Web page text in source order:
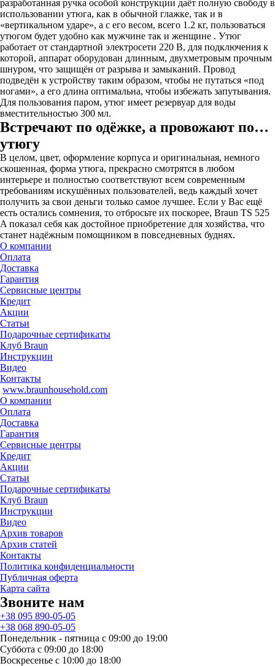
разработанная ручка особой конструкции даёт полную свободу в
использовании утюга, как в обычной глажке, так и в
«вертикальном ударе», а с его весом, всего 1.2 кг, пользоваться
утюгом будет удобно как мужчине так и женщине . Утюг
работает от стандартной электросети 220 В, для подключения к
которой, аппарат оборудован длинным, двухметровым прочным
шнуром, что защищён от разрыва и замыканий. Провод
подведён к устройству таким образом, чтобы не путаться «под
ногами», а его длина оптимальна, чтобы избежать запутывания.
Для пользования паром, утюг имеет резервуар для воды
вместительностью 300 мл.
Встречают по одёжке, а провожают по…
утюгу
В целом, цвет, оформление корпуса и оригинальная, немного
скошенная, форма утюга, прекрасно смотрятся в любом
интерьере и полностью соответствуют всем современным
требованиям искушённых пользователей, ведь каждый хочет
получить за свои деньги только самое лучшее. Если у Вас ещё
есть остались сомнения, то отбросьте их поскорее, Braun TS 525
A показал себя как достойное приобретение для хозяйства, что
станет надёжным помощником в повседневных буднях.
О компании
Оплата
Доставка
Гарантия
Сервисные центры
Кредит
Акции
Статьи
Подарочные сертификаты
Клуб Braun
Инструкции
Видео
Контакты
www.braunhousehold.com
О компании
Оплата
Доставка
Гарантия
Сервисные центры
Кредит
Акции
Статьи
Подарочные сертификаты
Клуб Braun
Инструкции
Видео
Архив товаров
Архив статей
Контакты
Политика конфиденциальности
Публичная оферта
Карта сайта
Звоните нам
+38 095 890-05-05
+38 068 890-05-05
Понедельник - пятница с 09:00 до 19:00
Суббота с 09:00 до 18:00
Воскресенье с 10:00 до 18:00